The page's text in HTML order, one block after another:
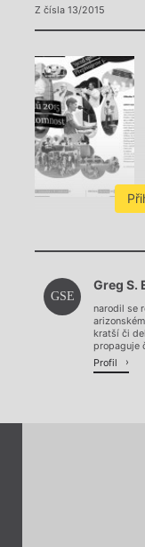
Z čísla 13/2015
GSE
Greg S.
narodil se
kratší či
propaguje
Profil